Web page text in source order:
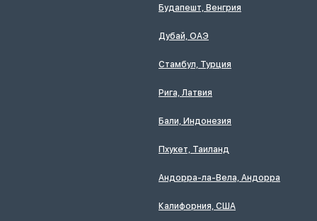
Будапешт, Венгрия
Дубай, ОАЭ
Стамбул, Турция
Рига, Латвия
Бали, Индонезия
Пхукет, Таиланд
Андорра-ла-Вела, Андорра
Калифорния, США